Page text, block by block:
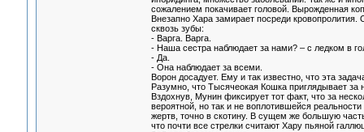
сожалением покачивает головой. Вырожденная
Внезапно Хара замирает посреди
сквозь зубы:
- Варга. Варга.
- Наша сестра наблюдает за нами? – с ледком в
- Да.
- Она наблюдает за всеми.
Ворон досадует. Ему и так известно, что эта
Разумно, что Тысячеокая Кошка приглядывает
Вздохнув, Мунин фиксирует тот факт, что за
вероятной, но так и не воплотившейся
жертв, точно в скотину. В сущем же большую
что почти все стрелки считают Хару пьяной